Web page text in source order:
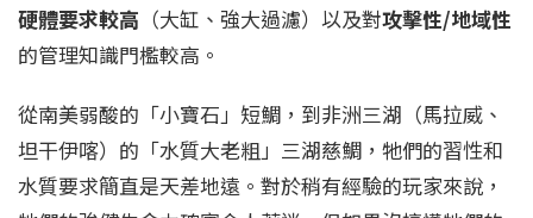
硬體要求較高 （大缸、強大過濾）以及對攻擊性/地域性
的管理知識門檻較高。
從南美弱酸的「小寶石」短鯛，到非洲三湖（馬拉威、
坦干伊喀）的「水質大老粗」三湖慈鯛，牠們的習性和
水質要求簡直是天差地遠。對於稍有經驗的玩家來說，